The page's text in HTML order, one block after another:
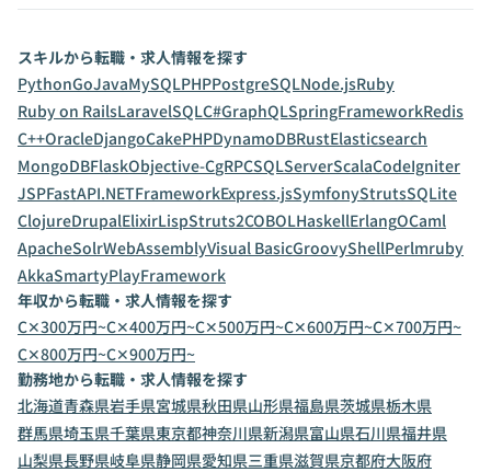
スキルから転職・求人情報を探す
PythonGoJavaMySQLPHPPostgreSQLNode.jsRuby
Ruby on RailsLaravelSQLC#GraphQLSpringFrameworkRedis
C++OracleDjangoCakePHPDynamoDBRustElasticsearch
MongoDBFlaskObjective-CgRPCSQLServerScalaCodeIgniter
JSPFastAPI.NETFrameworkExpress.jsSymfonyStrutsSQLite
ClojureDrupalElixirLispStruts2COBOLHaskellErlangOCaml
ApacheSolrWebAssemblyVisual BasicGroovyShellPerlmruby
AkkaSmartyPlayFramework
年収から転職・求人情報を探す
C✕300万円~C✕400万円~C✕500万円~C✕600万円~C✕700万円~
C✕800万円~C✕900万円~
勤務地から転職・求人情報を探す
北海道青森県岩手県宮城県秋田県山形県福島県茨城県栃木県
群馬県埼玉県千葉県東京都神奈川県新潟県富山県石川県福井県
山梨県長野県岐阜県静岡県愛知県三重県滋賀県京都府大阪府